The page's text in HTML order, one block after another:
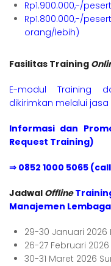
Rp1.900.000,-/
Rp1.800.000,-/
orang/lebih)
Fasilitas Training
E-modul Training
dikirimkan melalui
Informasi dan
Request Training)
⇒ 0852 1000 5065
Jadwal Offline
Manajemen
29-30 Januari 2026
26-27 Februari
30-31 Maret 2026